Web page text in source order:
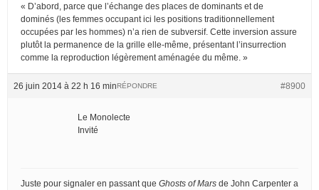
« D’abord, parce que l’échange des places de dominants et de
dominés (les femmes occupant ici les positions traditionnellement
occupées par les hommes) n’a rien de subversif. Cette inversion assure
plutôt la permanence de la grille elle-même, présentant l’insurrection
comme la reproduction légèrement aménagée du même. »
26 juin 2014 à 22 h 16 min #8900
RÉPONDRE
Le Monolecte
Invité
Juste pour signaler en passant que Ghosts of Mars de John Carpenter a